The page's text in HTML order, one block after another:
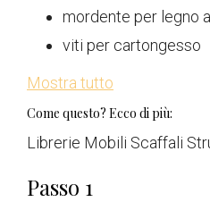
mordente per legno
viti per cartongesso
Mostra tutto
Come questo? Ecco di più:
Librerie Mobili Scaffali
Passo 1